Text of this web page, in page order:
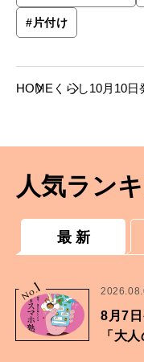
#片付け
HOME くらし10月10日
人気ラン
最 新
No.
1
8月7
「大